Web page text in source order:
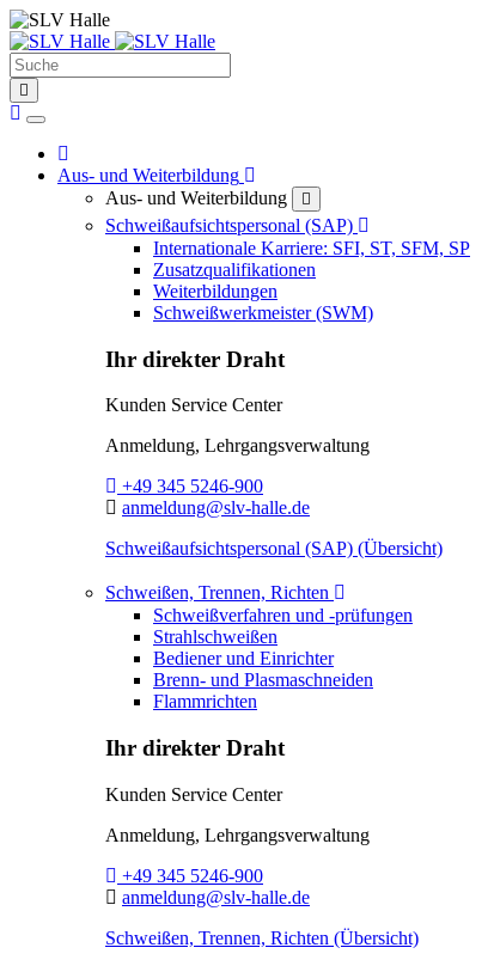
Suche
Home
Aus- und Weiterbildung
Aus- und Weiterbildung
Schweißaufsichtspersonal (SAP) Toggle Dropdown
Internationale Karriere: SFI, ST, SFM, SP
Zusatzqualifikationen
Weiterbildungen
Schweißwerkmeister (SWM)
Ihr direkter Draht
Kunden Service Center
Anmeldung, Lehrgangsverwaltung
Telefon:
+49 345 5246-900
E-Mail:
anmeldung@slv-halle.de
Schweißaufsichtspersonal (SAP) (Übersicht)
Schweißen, Trennen, Richten Toggle Dropdown
Schweißverfahren und -prüfungen
Strahlschweißen
Bediener und Einrichter
Brenn- und Plasmaschneiden
Flammrichten
Ihr direkter Draht
Kunden Service Center
Anmeldung, Lehrgangsverwaltung
Telefon:
+49 345 5246-900
E-Mail:
anmeldung@slv-halle.de
Schweißen, Trennen, Richten (Übersicht)